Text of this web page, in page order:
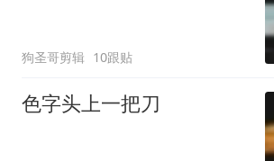
狗圣哥剪辑 10跟贴
色字头上一把刀